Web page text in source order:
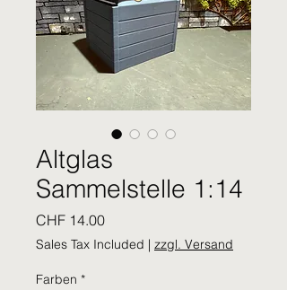
Altglas
Sammelstelle 1:14
CHF 14.00Price
Sales Tax Included | zzgl. Versand
Farben *